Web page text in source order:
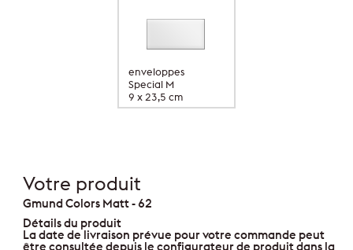
enveloppes
Special M
9 x 23,5 cm
Votre produit
Gmund Colors Matt - 62
Détails du produit
La date de livraison prévue pour votre commande peut
être consultée depuis le configurateur de produit dans la